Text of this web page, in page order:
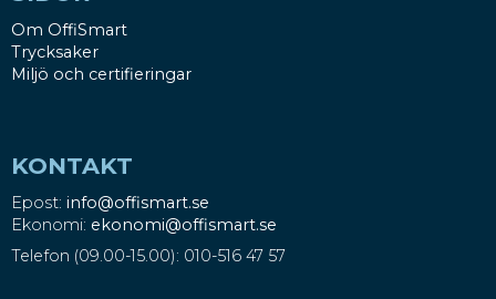
Om OffiSmart
Trycksaker
Miljö och certifieringar
KONTAKT
Epost: info@offismart.se
Ekonomi: ekonomi@offismart.se
Telefon (09.00-15.00): 010-516 47 57